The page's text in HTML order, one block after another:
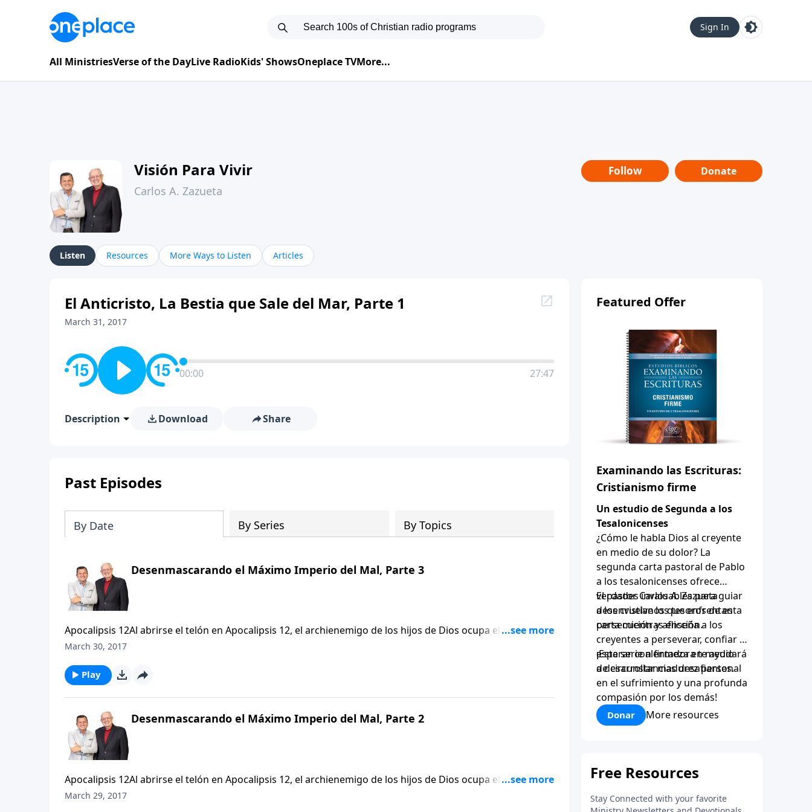
Sign In
All MinistriesVerse of the DayLive RadioKids' ShowsOneplace TVMore...
Visión Para Vivir
Carlos A. Zazueta
Follow Donate
Listen Resources More Ways to Listen Articles
El Anticristo, La Bestia que Sale del Mar, Parte 1
March 31, 2017
00:00 27:47
Description Download Share
Past Episodes
By Date By Series By Topics
Desenmascarando el Máximo Imperio del Mal, Parte 3
Apocalipsis 12Al abrirse el telón en Apocalipsis 12, el archienemigo de los hijos de Dios ocupa el centro del
escenario. La batalla espiritual que había estado desarrollándose entre bastidores está ahora en
reflexivos y discernidores en nuestro estudio. Mucha de la verdad revelada en este capítulo se expone en
símbolos coloridos y vívidos, los cuales no queremos malinterpretar lo que ellos representan, ni perder de
March 30, 2017
Play
Desenmascarando el Máximo Imperio del Mal, Parte 2
Apocalipsis 12Al abrirse el telón en Apocalipsis 12, el archienemigo de los hijos de Dios ocupa el centro del
escenario. La batalla espiritual que había estado desarrollándose entre bastidores está ahora en
March 29, 2017
Featured Offer
Examinando las Escrituras:
Cristianismo firme
Un estudio de Segunda a los
Tesalonicenses
¿Cómo le habla Dios al creyente
en medio de su dolor? La
segunda carta pastoral de Pablo
a los tesalonicenses ofrece
verdades invaluables para guiar
a los cristianos que enfrentan
persecución y aflicción.
El pastor Carlos A. Zazueta
desenvuelve los tesoros de esta
carta mientras enseña a los
creyentes a perseverar, confiar y
esperar con firmeza en medio
de circunstancias desafiantes.
¡Esta serie alentadora te ayudará
a desarrollar madurez personal
en el sufrimiento y una profunda
compasión por los demás!
Donar More resources